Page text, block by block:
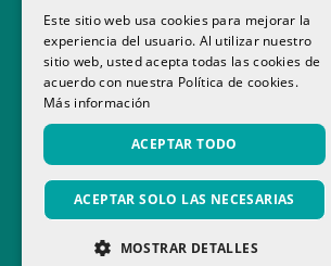
Contacta Política de Privacidad
Canal
Memoria anual
Este sitio web usa cookies para mejorar la
experiencia del usuario. Al utilizar nuestro
sitio web, usted acepta todas las cookies de
acuerdo con nuestra Política de cookies.
Más información
ACEPTAR TODO
ACEPTAR SOLO LAS NECESARIAS
MOSTRAR DETALLES